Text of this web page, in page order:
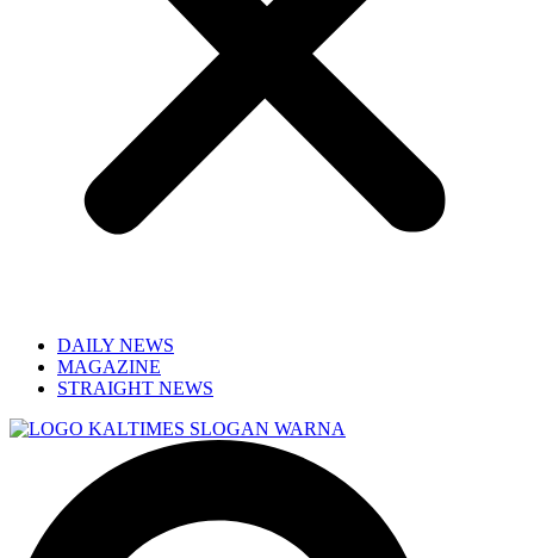
DAILY NEWS
MAGAZINE
STRAIGHT NEWS